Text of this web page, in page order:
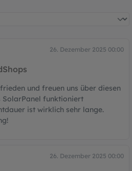
26. Dezember 2025 00:00
und freuen uns über diesen
SolarPanel funktioniert
ist wirklich sehr lange.
26. Dezember 2025 00:00